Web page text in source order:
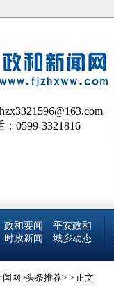
0599-3321816
政和要闻
平安政和
时政新闻 城乡动态
闻网>头条推荐> > 正文